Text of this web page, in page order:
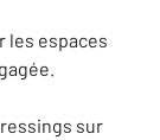
les espaces
sur